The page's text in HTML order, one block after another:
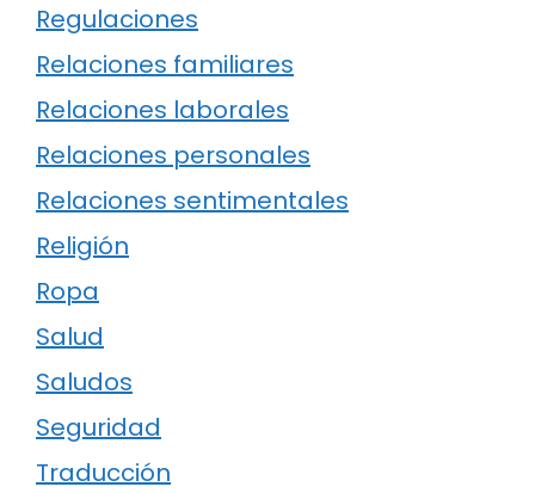
Regulaciones
Relaciones familiares
Relaciones laborales
Relaciones personales
Relaciones sentimentales
Religión
Ropa
Salud
Saludos
Seguridad
Traducción